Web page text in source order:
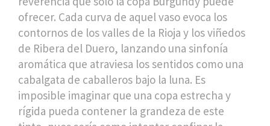
ofrecer. Cada curva de aquel vaso evoca los
contornos de los valles de la Rioja y los viñedos
de Ribera del Duero, lanzando una sinfonía
aromática que atraviesa los sentidos como una
cabalgata de caballeros bajo la luna. Es
imposible imaginar que una copa estrecha y
rígida pueda contener la grandeza de este